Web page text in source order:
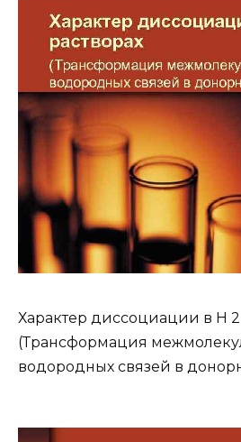
Характер диссоциации в H 2
(Трансформация
водородных связей в